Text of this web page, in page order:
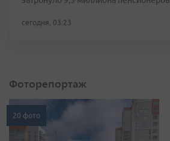
сегодня, 03:23
Фоторепортаж
20 фото